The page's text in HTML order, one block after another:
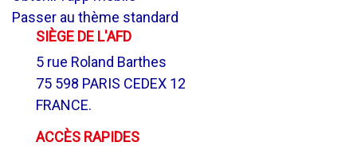
Passer au thème standard
SIÈGE DE L'AFD
5 rue Roland Barthes
75 598 PARIS CEDEX 12
FRANCE.
ACCÈS RAPIDES